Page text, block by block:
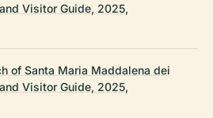
Visitor Guide, 2025,
of Santa Maria Maddalena dei
Visitor Guide, 2025,